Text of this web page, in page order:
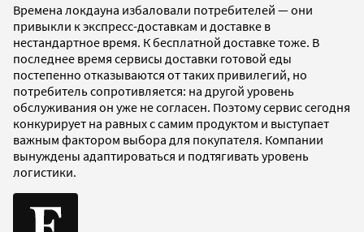
Времена локдауна избаловали потребителей — они
привыкли к экспресс-доставкам и доставке в
нестандартное время. К бесплатной доставке тоже. В
последнее время сервисы доставки готовой еды
постепенно отказываются от таких привилегий, но
потребитель сопротивляется: на другой уровень
обслуживания он уже не согласен. Поэтому сервис сегодня
конкурирует на равных с самим продуктом и выступает
важным фактором выбора для покупателя. Компании
вынуждены адаптироваться и подтягивать уровень
логистики.